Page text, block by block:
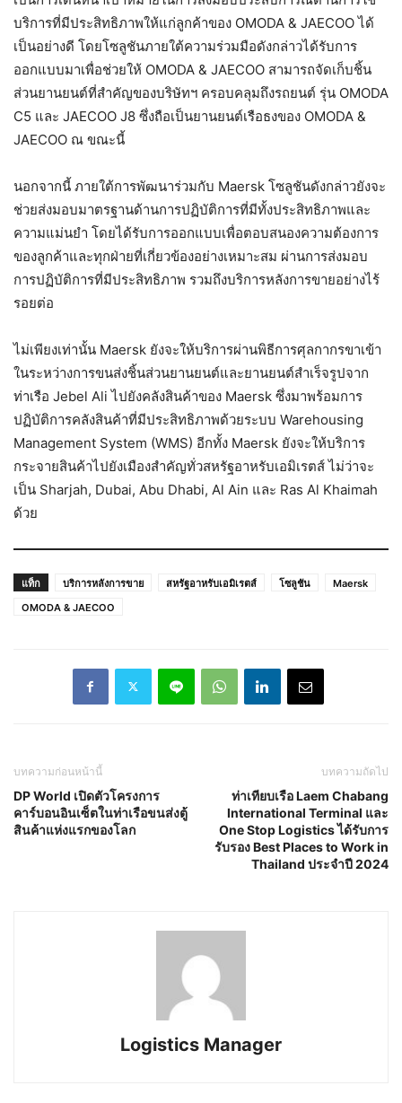
บริการที่มีประสิทธิภาพให้แก่ลูกค้าของ OMODA & JAECOO ได้
เป็นอย่างดี โดยโซลูชันภายใต้ความร่วมมือดังกล่าวได้รับการ
ออกแบบมาเพื่อช่วยให้ OMODA & JAECOO สามารถจัดเก็บชิ้น
ส่วนยานยนต์ที่สำคัญของบริษัทฯ ครอบคลุมถึงรถยนต์ รุ่น OMODA
C5 และ JAECOO J8 ซึ่งถือเป็นยานยนต์เรือธงของ OMODA &
JAECOO ณ ขณะนี้
นอกจากนี้ ภายใต้การพัฒนาร่วมกับ Maersk โซลูชันดังกล่าวยังจะ
ช่วยส่งมอบมาตรฐานด้านการปฏิบัติการที่มีทั้งประสิทธิภาพและ
ความแม่นยำ โดยได้รับการออกแบบเพื่อตอบสนองความต้องการ
ของลูกค้าและทุกฝ่ายที่เกี่ยวข้องอย่างเหมาะสม ผ่านการส่งมอบ
การปฏิบัติการที่มีประสิทธิภาพ รวมถึงบริการหลังการขายอย่างไร้
รอยต่อ
ไม่เพียงเท่านั้น Maersk ยังจะให้บริการผ่านพิธีการศุลกากรขาเข้า
ในระหว่างการขนส่งชิ้นส่วนยานยนต์และยานยนต์สำเร็จรูปจาก
ท่าเรือ Jebel Ali ไปยังคลังสินค้าของ Maersk ซึ่งมาพร้อมการ
ปฏิบัติการคลังสินค้าที่มีประสิทธิภาพด้วยระบบ Warehousing
Management System (WMS) อีกทั้ง Maersk ยังจะให้บริการ
กระจายสินค้าไปยังเมืองสำคัญทั่วสหรัฐอาหรับเอมิเรตส์ ไม่ว่าจะ
เป็น Sharjah, Dubai, Abu Dhabi, Al Ain และ Ras Al Khaimah
ด้วย
แท็ก บริการหลังการขาย สหรัฐอาหรับเอมิเรตส์ โซลูชัน
Maersk
OMODA & JAECOO
บทความก่อนหน้านี้
DP World เปิดตัวโครงการ
คาร์บอนอินเซ็ตในท่าเรือขนส่งตู้
สินค้าแห่งแรกของโลก
บทความถัดไป
ท่าเทียบเรือ Laem Chabang
International Terminal และ
One Stop Logistics ได้รับการ
รับรอง Best Places to Work in
Thailand ประจำปี 2024
Logistics Manager